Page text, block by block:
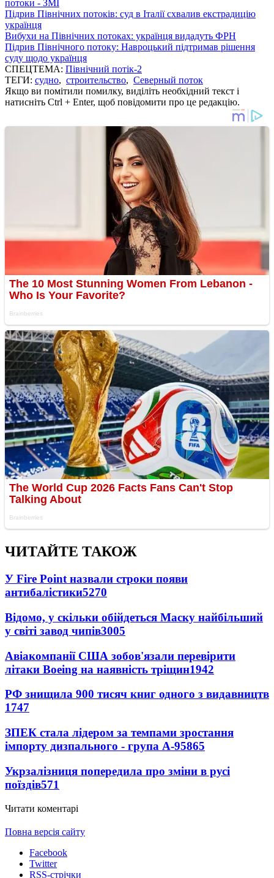
потоки - ЗМІ
Підрив Північних потоків: суд в Італії схвалив екстрадицію
українця
Вибухи на Північних потоках: українця видадуть ФРН
Підрив Північного потоку: Навроцький підтримав рішення
суду щодо українця
СПЕЦТЕМА: Північний потік-2
ТЕГИ: судно, строительство, Северный поток
Якщо ви помітили помилку, виділіть необхідний текст і
натисніть Ctrl + Enter, щоб повідомити про це редакцію.
ЧИТАЙТЕ ТАКОЖ
У Fire Point назвали строки появи
антибалістики5270
Відомо, у скільки обійдеться Маску найбільший
у світі завод чипів3005
Авіакомпанії США зобов'язали перевірити
літаки Boeing на наявність тріщин1942
РФ знищила 900 тисяч книг одного з видавництв
1747
ЗПЕК стала лідером за темпами зростання
імпорту дизпального - група А-95865
Укрзалізниця попередила про зміни в русі
поїздів571
Читати коментарі
Повна версія сайту
Facebook
Twitter
RSS-стрічки